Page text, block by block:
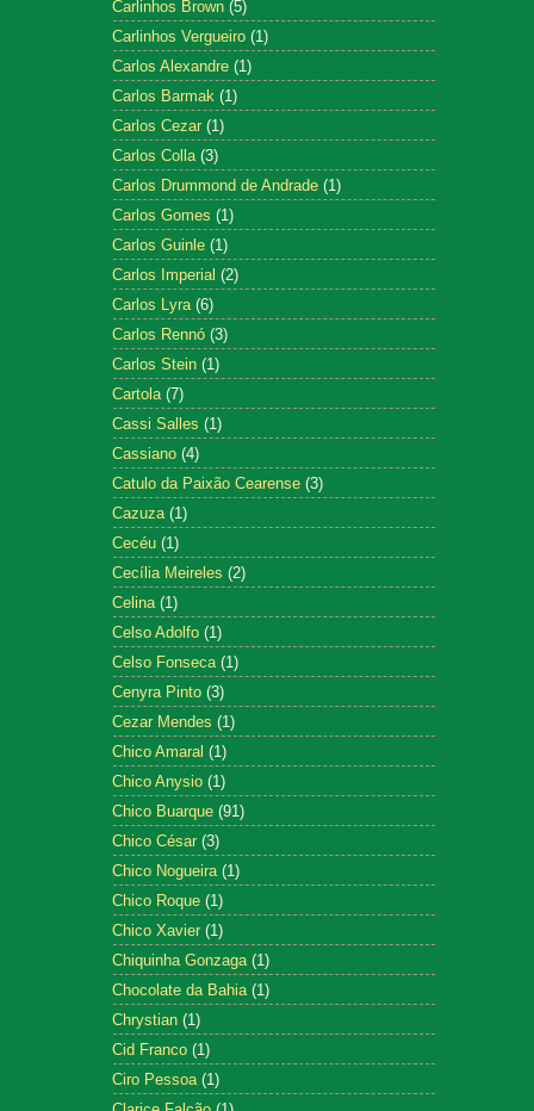
Carlinhos Brown (5)
Carlinhos Vergueiro (1)
Carlos Alexandre (1)
Carlos Barmak (1)
Carlos Cezar (1)
Carlos Colla (3)
Carlos Drummond de Andrade (1)
Carlos Gomes (1)
Carlos Guinle (1)
Carlos Imperial (2)
Carlos Lyra (6)
Carlos Rennó (3)
Carlos Stein (1)
Cartola (7)
Cassi Salles (1)
Cassiano (4)
Catulo da Paixão Cearense (3)
Cazuza (1)
Cecéu (1)
Cecília Meireles (2)
Celina (1)
Celso Adolfo (1)
Celso Fonseca (1)
Cenyra Pinto (3)
Cezar Mendes (1)
Chico Amaral (1)
Chico Anysio (1)
Chico Buarque (91)
Chico César (3)
Chico Nogueira (1)
Chico Roque (1)
Chico Xavier (1)
Chiquinha Gonzaga (1)
Chocolate da Bahia (1)
Chrystian (1)
Cid Franco (1)
Ciro Pessoa (1)